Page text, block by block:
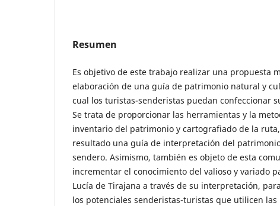
Resumen
Es objetivo de este trabajo realizar una propuesta
elaboración de una guía de patrimonio natural y
cual los turistas-senderistas puedan confeccionar
Se trata de proporcionar las herramientas y la
inventario del patrimonio y cartografiado de la
resultado una guía de interpretación del
sendero. Asimismo, también es objeto de esta
incrementar el conocimiento del valioso y variado
Lucía de Tirajana a través de su interpretación,
los potenciales senderistas-turistas que utilicen